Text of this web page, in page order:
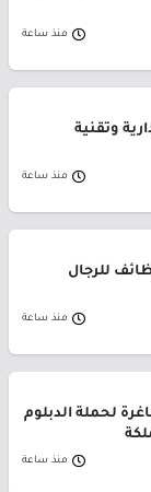
منذ ساعة
وتقنية
منذ ساعة
للرجال
منذ ساعة
لحملة الدبلوم
منذ ساعة